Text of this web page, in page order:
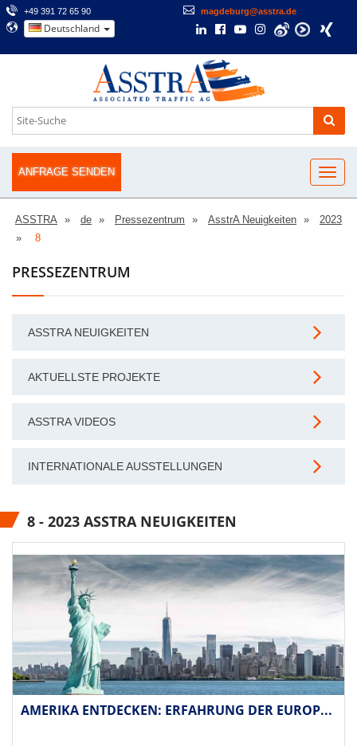
+49 391 72 65 90 magdeburg@asstra.de
Deutschland
ANFRAGE SENDEN
ASSTRA de Pressezentrum AsstrA Neuigkeiten
2023
8
PRESSEZENTRUM
ASSTRA NEUIGKEITEN
AKTUELLSTE PROJEKTE
ASSTRA VIDEOS
INTERNATIONALE AUSSTELLUNGEN
8 - 2023 ASSTRA NEUIGKEITEN
AMERIKA ENTDECKEN: ERFAHRUNG DER EUROP...